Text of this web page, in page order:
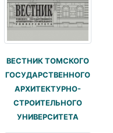
ВЕСТНИК ТОМСКОГО
ГОСУДАРСТВЕННОГО
АРХИТЕКТУРНО-
СТРОИТЕЛЬНОГО
УНИВЕРСИТЕТА